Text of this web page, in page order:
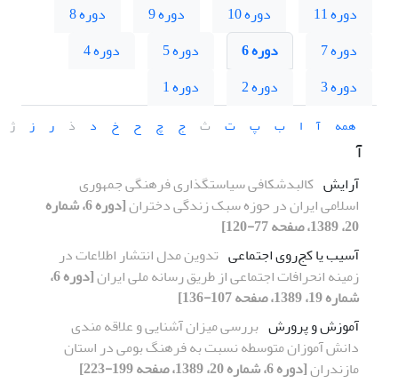
دوره 11
دوره 10 دوره 9
دوره 8
دوره 7
دوره 6 دوره 5
دوره 4
دوره 3
دوره 2 دوره 1
همه آ ا ب پ ت ث ج چ ح خ د ذ ر ز ژ
آ
آرایش کالبدشکافی سیاستگذاری فرهنگی جمهوری
اسلامی ایران در حوزه سبک زندگی دختران
[دوره 6، شماره
20، 1389، صفحه 77-120]
آسیب یا کج‌روی اجتماعی تدوین مدل انتشار اطلاعات در
زمینه انحرافات اجتماعی از طریق رسانه ملی ایران
[دوره 6،
شماره 19، 1389، صفحه 107-136]
آموزش و پرورش بررسی میزان آشنایی و علاقه مندی
دانش آموزان متوسطه نسبت به فرهنگ بومی در استان
مازندران[دوره 6، شماره 20، 1389، صفحه 199-223]